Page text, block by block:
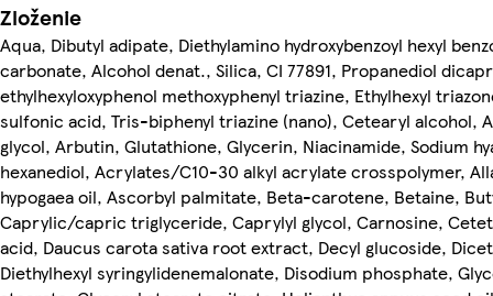
Zloženie
Aqua, Dibutyl adipate, Diethylamino hydroxybenzoyl hexyl
carbonate, Alcohol denat., Silica, CI 77891, Propanediol
ethylhexyloxyphenol methoxyphenyl triazine, Ethylhexyl
sulfonic acid, Tris-biphenyl triazine (nano), Cetearyl alcohol,
glycol, Arbutin, Glutathione, Glycerin, Niacinamide, Sodium
hexanediol, Acrylates/C10-30 alkyl acrylate crosspolymer,
hypogaea oil, Ascorbyl palmitate, Beta-carotene, Betaine,
Caprylic/capric triglyceride, Caprylyl glycol, Carnosine,
acid, Daucus carota sativa root extract, Decyl glucoside,
Diethylhexyl syringylidenemalonate, Disodium phosphate,